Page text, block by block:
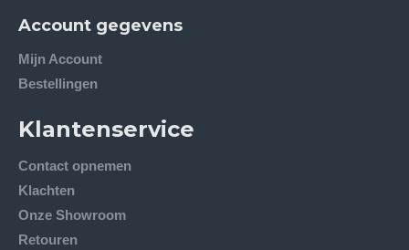
Account gegevens
Mijn Account
Bestellingen
Klantenservice
Contact opnemen
Klachten
Onze Showroom
Retouren